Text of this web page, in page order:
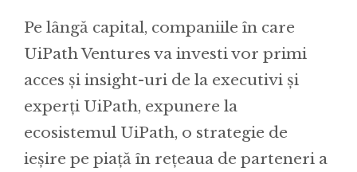
Pe lângă capital, companiile în care
UiPath Ventures va investi vor primi
acces și insight-uri de la executivi și
experți UiPath, expunere la
ecosistemul UiPath, o strategie de
ieșire pe piață în rețeaua de parteneri a